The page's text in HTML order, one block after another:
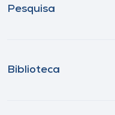
Pesquisa
Biblioteca